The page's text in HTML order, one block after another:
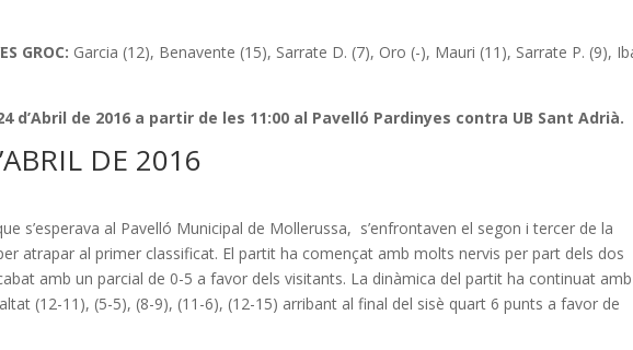
GROC: Garcia (12), Benavente (15), Sarrate D. (7), Oro (-), Mauri (11), Sarrate P. (9),
d’Abril de 2016 a partir de les 11:00 al Pavelló Pardinyes contra UB Sant Adrià.
DE 2016
s’esperava al Pavelló Municipal de Mollerussa, s’enfrontaven el segon i tercer de la
atrapar al primer classificat. El partit ha començat amb molts nervis per part dels dos
amb un parcial de 0-5 a favor dels visitants. La dinàmica del partit ha continuat
(12-11), (5-5), (8-9), (11-6), (12-15) arribant al final del sisè quart 6 punts a favor de